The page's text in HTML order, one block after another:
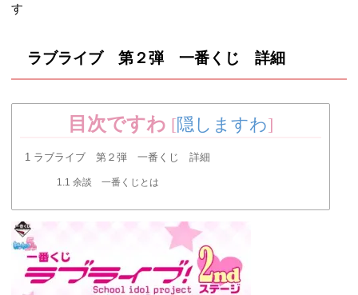
す
ラブライブ 第２弾 一番くじ 詳細
目次ですわ [隠しますわ]
1 ラブライブ 第２弾 一番くじ 詳細
1.1 余談 一番くじとは